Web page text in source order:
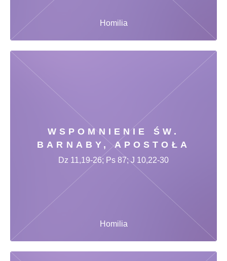
Homilia
WSPOMNIENIE ŚW.
BARNABY, APOSTOŁA
Homilia
Dz 11,19-26; Ps 87; J 10,22-30